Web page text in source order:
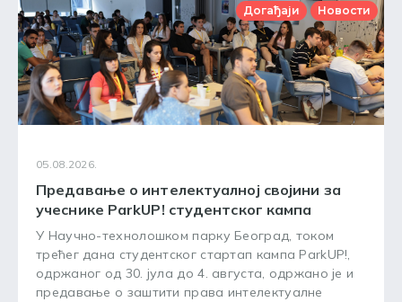
Догађаји Новости
05.08.2026.
Предавање о интелектуалној својини за
учеснике ParkUP! студентског кампа
У Научно-технолошком парку Београд, током
трећег дана студентског стартап кампа ParkUP!,
одржаног од 30. јула до 4. августа, одржано је и
предавање о заштити права интелектуалне